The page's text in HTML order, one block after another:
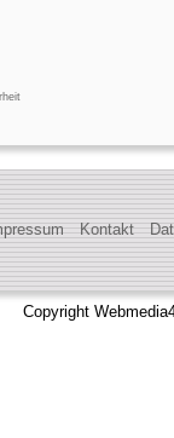
Kontakt
Copyright